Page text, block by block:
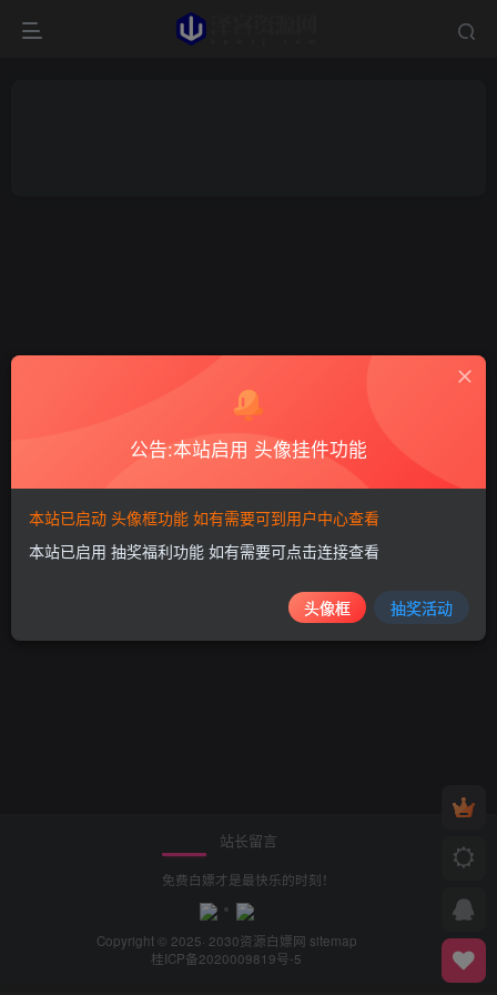
站长留言
免费白嫖才是最快乐的时刻！
Copyright © 2025· 2030资源白嫖网 sitemap
桂ICP备2020009819号-5
公告:本站启用 头像挂件功能
本站已启动 头像框功能 如有需要可到用户中心查看
本站已启用 抽奖福利功能 如有需要可点击连接查看
头像框 抽奖活动